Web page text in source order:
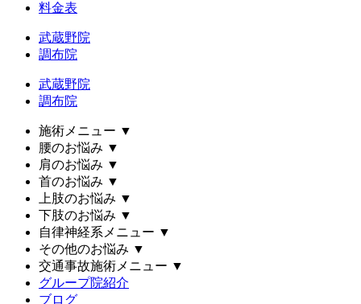
料金表
武蔵野院
調布院
武蔵野院
調布院
施術メニュー ▼
腰のお悩み ▼
肩のお悩み ▼
首のお悩み ▼
上肢のお悩み ▼
下肢のお悩み ▼
自律神経系メニュー ▼
その他のお悩み ▼
交通事故施術メニュー ▼
グループ院紹介
ブログ